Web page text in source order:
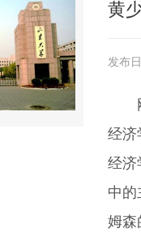
黄
发布
经济
经济
中的
姆森